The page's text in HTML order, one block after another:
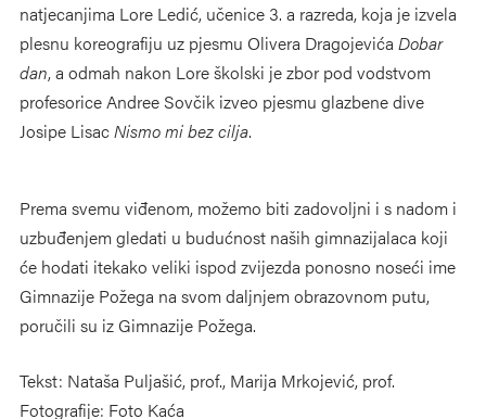
natjecanjima Lore Ledić, učenice 3. a razreda, koja je izvela
plesnu koreografiju uz pjesmu Olivera Dragojevića Dobar
dan, a odmah nakon Lore školski je zbor pod vodstvom
profesorice Andree Sovčik izveo pjesmu glazbene dive
Josipe LisacNismo mi bez cilja.
Prema svemu viđenom, možemo biti zadovoljni i s nadom i
uzbuđenjem gledati u budućnost naših gimnazijalaca koji
će hodati itekako veliki ispod zvijezda ponosno noseći ime
Gimnazije Požega na svom daljnjem obrazovnom putu,
poručili su iz Gimnazije Požega.
Tekst: Nataša Puljašić, prof., Marija Mrkojević, prof.
Fotografije: Foto Kaća